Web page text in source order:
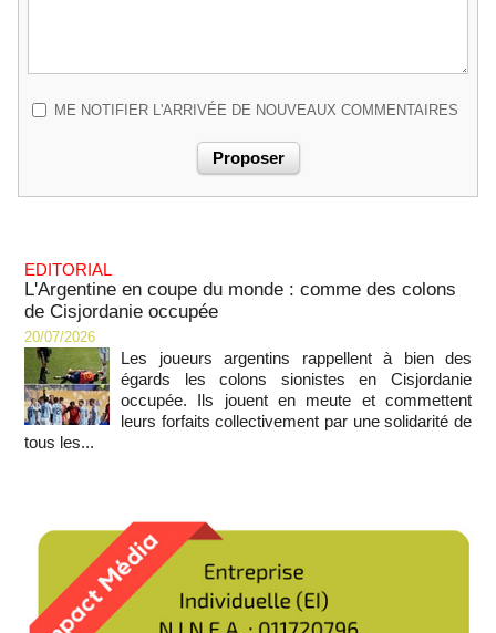
ME NOTIFIER L'ARRIVÉE DE NOUVEAUX COMMENTAIRES
EDITORIAL
L'Argentine en coupe du monde : comme des colons
de Cisjordanie occupée
20/07/2026
Les joueurs argentins rappellent à bien des
égards les colons sionistes en Cisjordanie
occupée. Ils jouent en meute et commettent
leurs forfaits collectivement par une solidarité de
tous les...